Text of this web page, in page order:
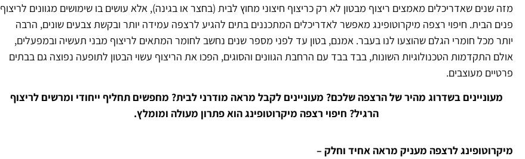
מזה שנים שאדריכלים מאמצים ריצוף מבטון לא רק כריצוף חיצוני מחוץ לבית (בחצר או בגינה), אלא עושים בו שימושים מגוונים לריצוף
פנים הבית. חיפוי רצפה מיקרוטופינג מאפשר לאדריכלים המתכננים בתים להגיע לרצפה עמידה יותר ובקשת צבעים שונים, הרבה
יותר מכל חומרי הגלם שהוצעו לנו בעבר. אמנם, בטון עד לפני מספר שנים נחשב לחומר המתאים לריצוף מבני תעשיה ובמפעלים,
אולם התקדמות הטכנולוגיות השונות, בבד בבד עם הרחבת הגוונים והסוגים, הפכו את הריצוף עשוי הבטון לתופעה נפוצה גם בבתים
פרטיים מעוצבים.
מעוניינים בשדרוג מהיר של הרצפה שלכם? מעוניינים לקבל מראה מודרני לבית? מחפשים תחליף ייחודי ומרשים לריצוף
הרגיל? חיפוי רצפה מיקרוטופינג הוא פתרון מעולה ומומלץ.
מיקרוטופינג לרצפה מעניק מראה אחיד וחלק –